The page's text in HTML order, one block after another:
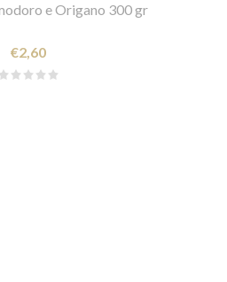
e Origano 300 gr
€2,60